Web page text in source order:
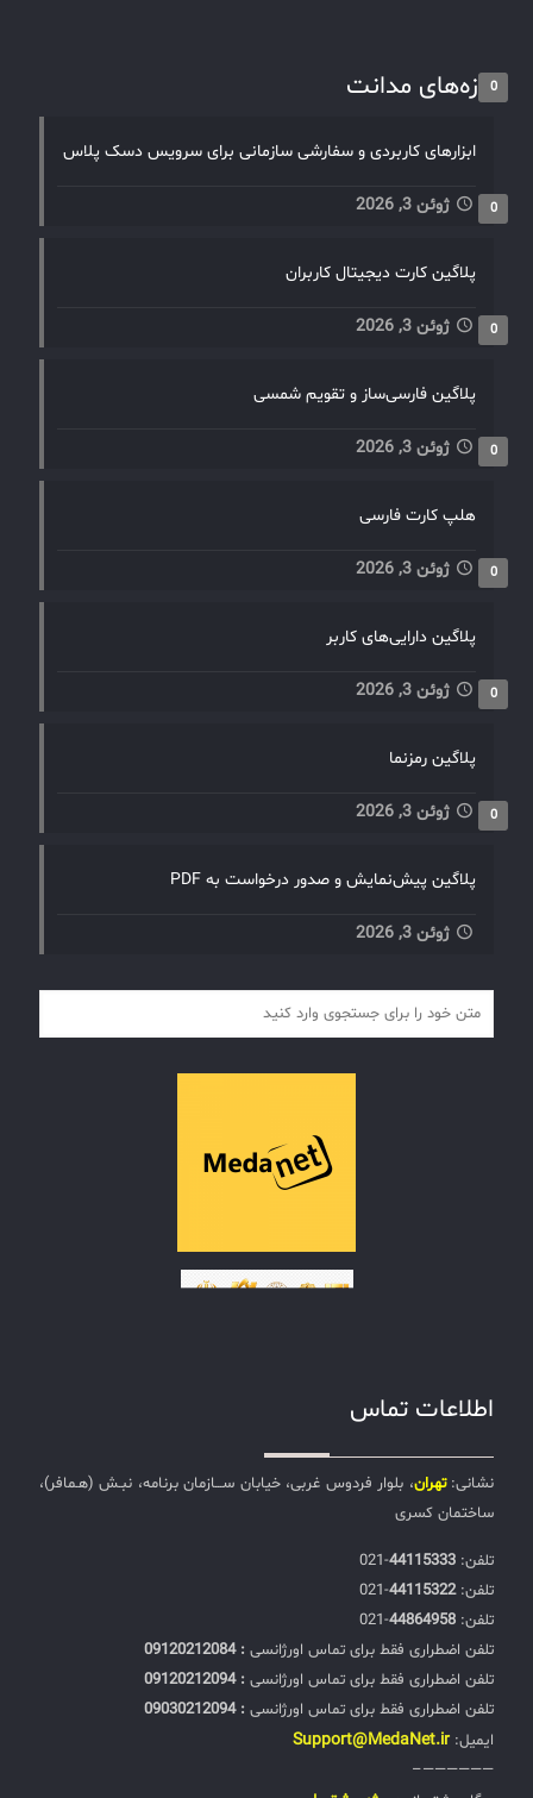
تازه‌های مدانت0
ابزارهای کاربردی و سفارشی سازمانی برای سرویس دسک پلاس
ژوئن 3, 2026 0
پلاگین کارت دیجیتال کاربران
ژوئن 3, 2026 0
پلاگین فارسی‌ساز و تقویم شمسی
ژوئن 3, 2026 0
هلپ کارت فارسی
ژوئن 3, 2026 0
پلاگین دارایی‌های کاربر
ژوئن 3, 2026 0
پلاگین رمزنما
ژوئن 3, 2026 0
پلاگین پیش‌نمایش و صدور درخواست به PDF
ژوئن 3, 2026
اطلاعات تماس
نشانی:تهران، بلوار فردوس غربی، خیابان ســـازمان برنامه، نبـش (هـمافر)،
ساختمان کسری
تلفن:‌ 44115333
-021
تلفن:‌44115322
-021
تلفن:‌ 44864958
-021
تلفن اضطراری فقط برای تماس اورژانسی : 09120212084
تلفن اضطراری فقط برای تماس اورژانسی : 09120212094
تلفن اضطراری فقط برای تماس اورژانسی : 09030212094
ایمیل: Support@MedaNet.ir
——————–